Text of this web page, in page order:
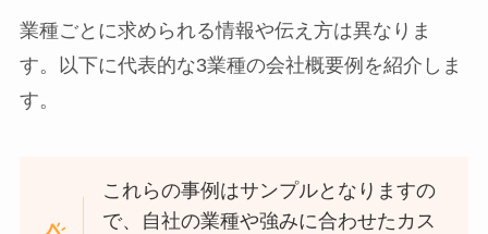
業種ごとに求められる情報や伝え方は異なりま
す。以下に代表的な3業種の会社概要例を紹介しま
す。
これらの事例はサンプルとなりますの
で、自社の業種や強みに合わせたカス